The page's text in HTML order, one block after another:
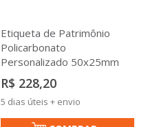
Etiqueta de Patrimônio
Policarbonato
Personalizado 50x25mm
R$ 228,20
5 dias úteis + envio